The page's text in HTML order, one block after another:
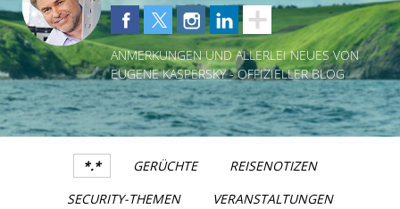
ANMERKUNGEN UND ALLERLEI NEUES VON
EUGENE KASPERSKY - OFFIZIELLER BLOG
*.* GERÜCHTE
REISENOTIZEN
SECURITY-THEMEN
VERANSTALTUNGEN